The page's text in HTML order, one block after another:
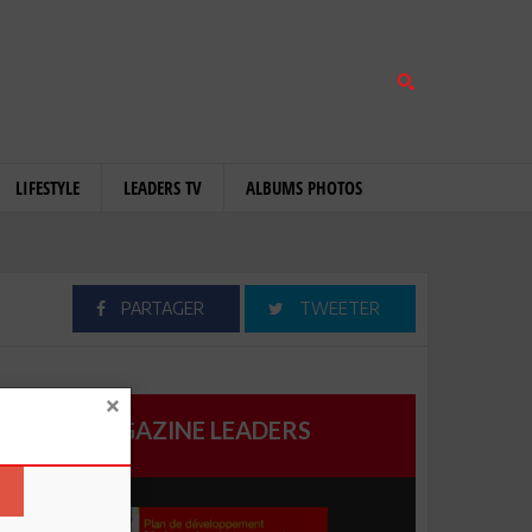
LIFESTYLE LEADERS TV ALBUMS PHOTOS
PARTAGER TWEETER
MAGAZINE LEADERS